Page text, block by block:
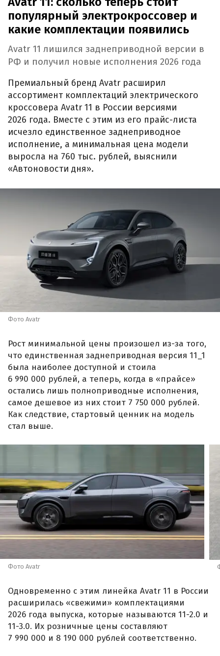
популярный электрокроссовер и
какие комплектации появились
Avatr 11 лишился заднеприводной версии в
РФ и получил новые исполнения 2026 года
Премиальный бренд Avatr расширил
ассортимент комплектаций электрического
кроссовера Avatr 11 в России версиями
2026 года. Вместе с этим из его прайс-листа
исчезло единственное заднеприводное
исполнение, а минимальная цена модели
выросла на 760 тыс. рублей, выяснили
«Автоновости дня».
Фото Avatr
Рост минимальной цены произошел из-за того,
что единственная заднеприводная версия 11_1
была наиболее доступной и стоила
6 990 000 рублей, а теперь, когда в «прайсе»
остались лишь полноприводные исполнения,
самое дешевое из них стоит 7 750 000 рублей.
Как следствие, стартовый ценник на модель
стал выше.
Фото Avatr
Одновременно с этим линейка Avatr 11 в России
расширилась «свежими» комплектациями
2026 года выпуска, которые называются 11-2.0 и
11-3.0. Их розничные цены составляют
7 990 000 и 8 190 000 рублей соответственно.